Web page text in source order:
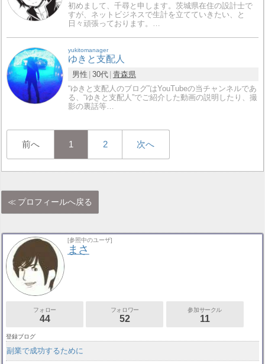
初めまして、千尋と申します。茨城県在住の設計士で
すが、ネットビジネスで生計を立てていきたい、と
日々頑張っております。…
yukitomanager
ゆきと支配人
男性 30代 青森県
“ゆきと支配人のブログ”はYouTubeの当チャンネルであ
る、“ゆきと支配人”でご紹介した動画の説明したり、撮
影の裏話等…
前へ 1 2 次へ
プロフィールへ戻る
[参照中のユーザ]
まさ
フォロー
44
フォロワー
52
参加サークル
11
登録ブログ
副業で成功するために